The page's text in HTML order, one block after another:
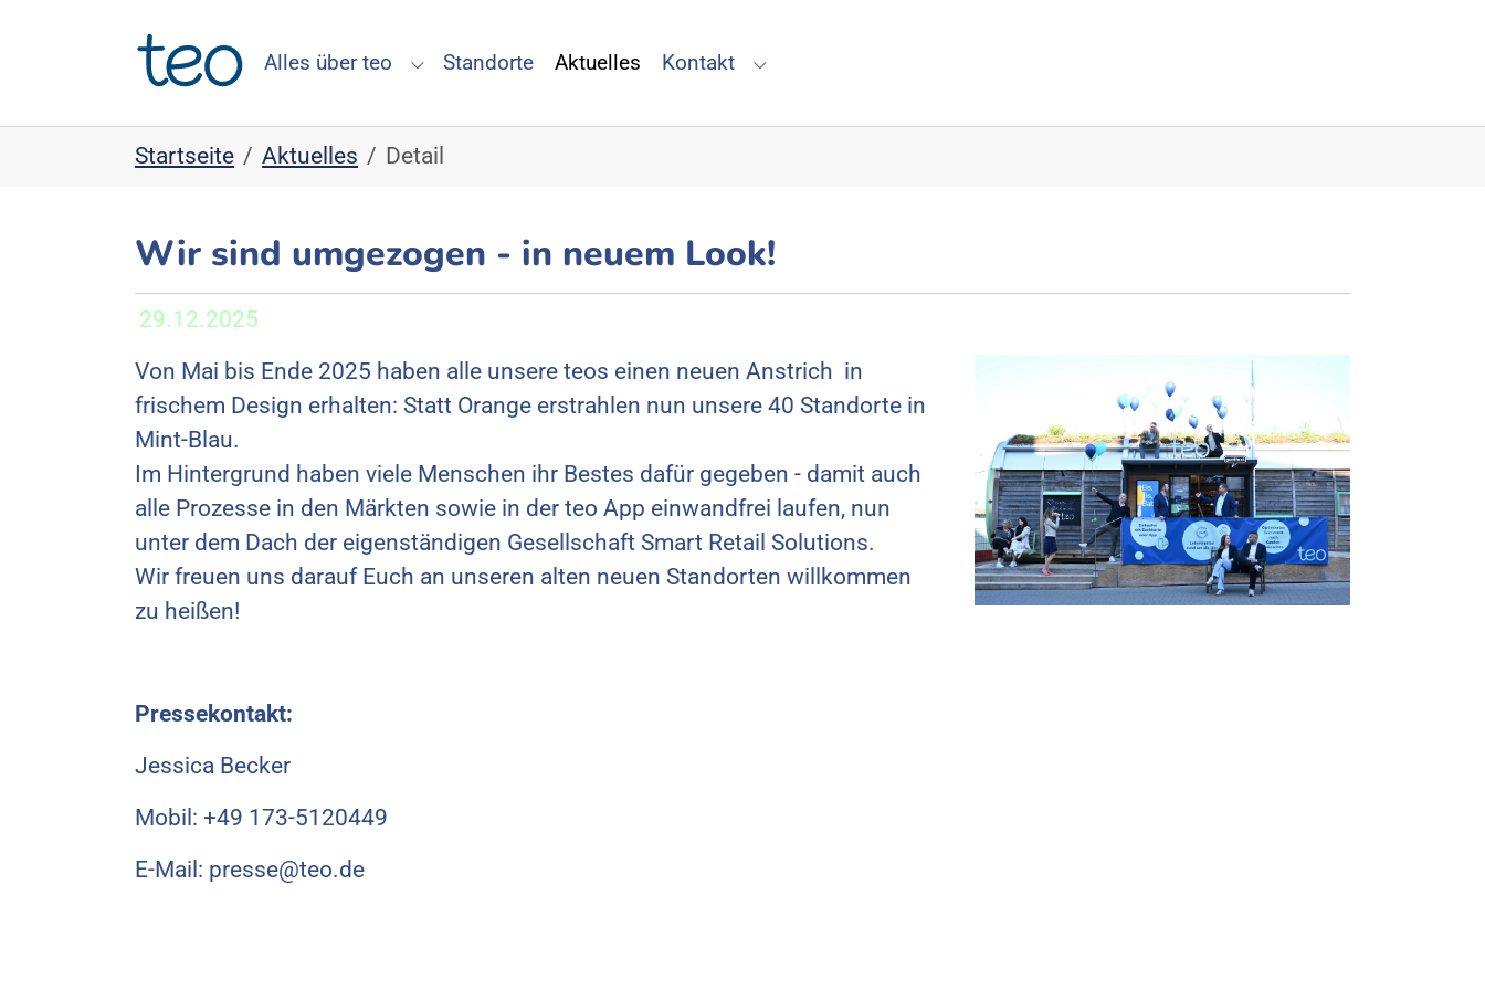
Alles über teo
Submenu for "Alles über teo"
Standorte Aktuelles Kontakt
Submenu for "Kontakt"
You are here:
Startseite Aktuelles Detail
Wir sind umgezogen - in neuem Look!
29.12.2025
Von Mai bis Ende 2025 haben alle unsere teos einen neuen Anstrich in
frischem Design erhalten: Statt Orange erstrahlen nun unsere 40 Standorte in
Mint-Blau.
Im Hintergrund haben viele Menschen ihr Bestes dafür gegeben - damit auch
alle Prozesse in den Märkten sowie in der teo App einwandfrei laufen, nun
unter dem Dach der eigenständigen Gesellschaft Smart Retail Solutions.
Wir freuen uns darauf Euch an unseren alten neuen Standorten willkommen
zu heißen!
Pressekontakt:
Jessica Becker
Mobil: +49 173-5120449
E-Mail: presse@teo.de